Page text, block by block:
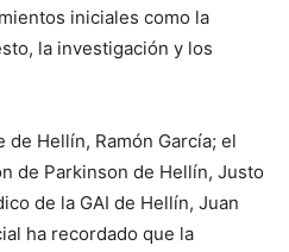
iniciales como la
la investigación y los
de Hellín, Ramón García; el
de Parkinson de Hellín, Justo
de la GAI de Hellín, Juan
ha recordado que la